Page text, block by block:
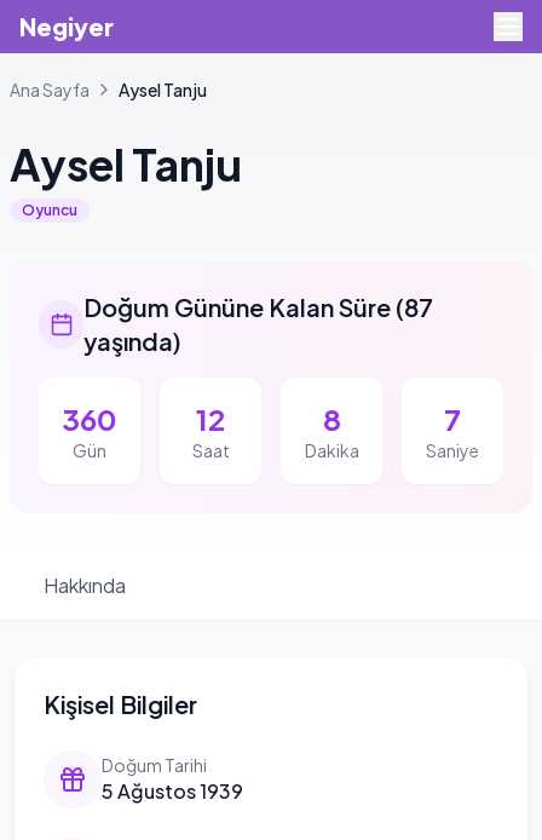
Negiyer
Ana Sayfa Aysel Tanju
Aysel Tanju
Oyuncu
Doğum Gününe Kalan Süre (87
yaşında)
360
Gün
12
Saat
8
Dakika
7
Saniye
Hakkında
Kişisel Bilgiler
Doğum Tarihi
5 Ağustos 1939